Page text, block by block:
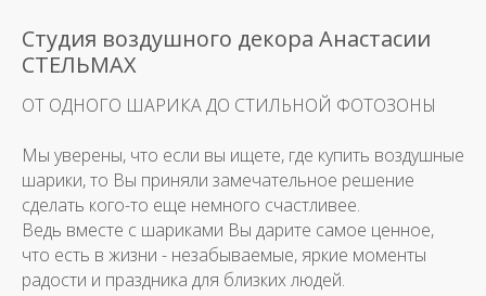
Студия воздушного декора Анастасии
СТЕЛЬМАХ
ОТ ОДНОГО ШАРИКА ДО СТИЛЬНОЙ ФОТОЗОНЫ
Мы уверены, что если вы ищете, где купить воздушные
шарики, то Вы приняли замечательное решение
сделать кого-то еще немного счастливее.
Ведь вместе с шариками Вы дарите самое ценное,
что есть в жизни - незабываемые, яркие моменты
радости и праздника для близких людей.